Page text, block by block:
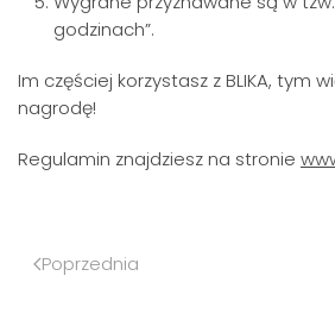
godzinach”.
Im częściej korzystasz z BLIKA, tym
nagrodę!
Regulamin znajdziesz na stronie
Poprzednia